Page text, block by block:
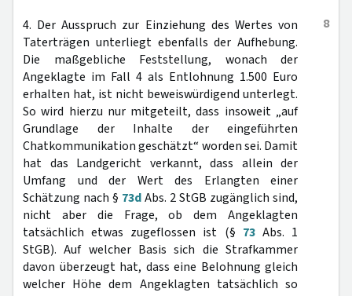
8
4. Der Ausspruch zur Einziehung des Wertes von
Taterträgen unterliegt ebenfalls der Aufhebung.
Die maßgebliche Feststellung, wonach der
Angeklagte im Fall 4 als Entlohnung 1.500 Euro
erhalten hat, ist nicht beweiswürdigend unterlegt.
So wird hierzu nur mitgeteilt, dass insoweit „auf
Grundlage der Inhalte der eingeführten
Chatkommunikation geschätzt“ worden sei. Damit
hat das Landgericht verkannt, dass allein der
Umfang und der Wert des Erlangten einer
Schätzung nach § 73dAbs. 2 StGB zugänglich sind,
nicht aber die Frage, ob dem Angeklagten
tatsächlich etwas zugeflossen ist (§ 73Abs. 1
StGB). Auf welcher Basis sich die Strafkammer
davon überzeugt hat, dass eine Belohnung gleich
welcher Höhe dem Angeklagten tatsächlich so